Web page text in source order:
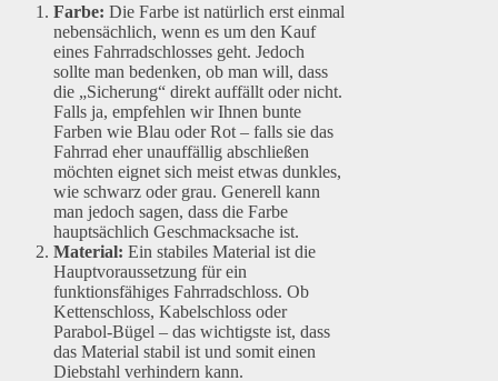
Farbe: Die Farbe ist natürlich erst einmal
nebensächlich, wenn es um den Kauf
eines Fahrradschlosses geht. Jedoch
sollte man bedenken, ob man will, dass
die „Sicherung“ direkt auffällt oder nicht.
Falls ja, empfehlen wir Ihnen bunte
Farben wie Blau oder Rot – falls sie das
Fahrrad eher unauffällig abschließen
möchten eignet sich meist etwas dunkles,
wie schwarz oder grau. Generell kann
man jedoch sagen, dass die Farbe
hauptsächlich Geschmacksache ist.
Material: Ein stabiles Material ist die
Hauptvoraussetzung für ein
funktionsfähiges Fahrradschloss. Ob
Kettenschloss, Kabelschloss oder
Parabol-Bügel – das wichtigste ist, dass
das Material stabil ist und somit einen
Diebstahl verhindern kann.